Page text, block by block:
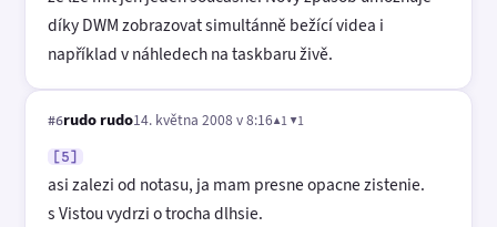
díky DWM zobrazovat simultánně bežící videa i
například v náhledech na taskbaru živě.
#6rudo rudo14. května 2008 v 8:16▲1 ▼1
[5]
asi zalezi od notasu, ja mam presne opacne zistenie.
s Vistou vydrzi o trocha dlhsie.